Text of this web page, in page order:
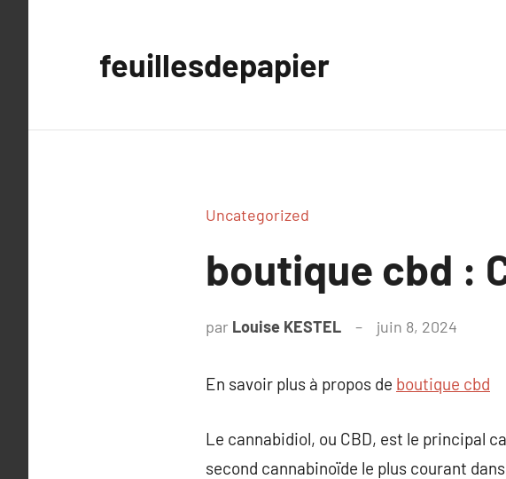
feuillesdepapier
Uncategorized
boutique cbd :
par Louise KESTEL juin 8, 2024
En savoir plus à propos de boutique cbd
Le cannabidiol, ou CBD, est le principal
second cannabinoïde le plus courant